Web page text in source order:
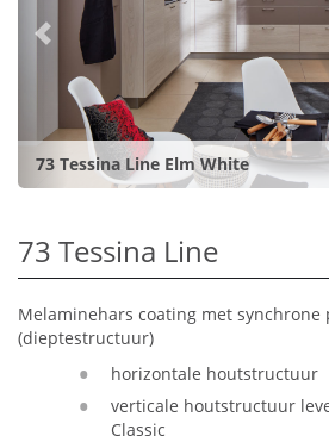
73 Tessina Line Elm White
73 Tessina Line
Melaminehars coating met synchrone
(dieptestructuur)
horizontale houtstructuur
verticale houtstructuur
Classic